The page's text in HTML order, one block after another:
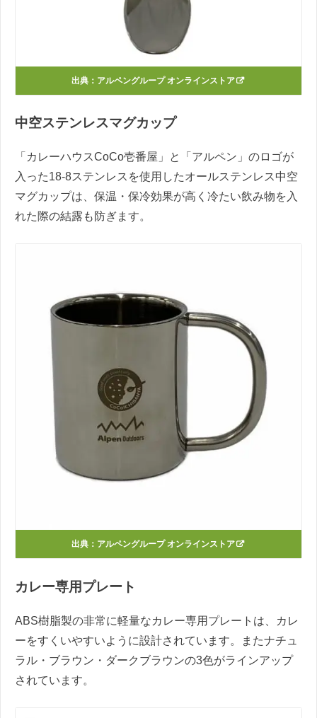
出典： アルペングループ オンラインストア
中空ステンレスマグカップ
「カレーハウスCoCo壱番屋」と「アルペン」のロゴが
入った18-8ステンレスを使用したオールステンレス中空
マグカップは、保温・保冷効果が高く冷たい飲み物を入
れた際の結露も防ぎます。
出典： アルペングループ オンラインストア
カレー専用プレート
ABS樹脂製の非常に軽量なカレー専用プレートは、カレ
ーをすくいやすいように設計されています。またナチュ
ラル・ブラウン・ダークブラウンの3色がラインアップ
されています。